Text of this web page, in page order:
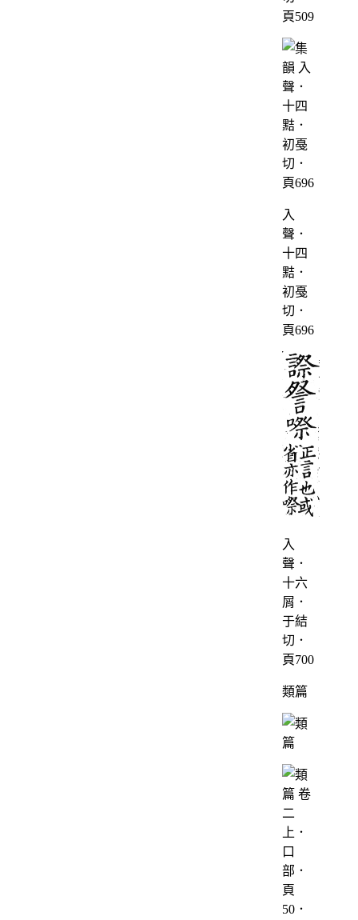
頁509
入
聲．
十四
黠．
初戞
切．
頁696
入
聲．
十六
屑．
于結
切．
頁700
類篇